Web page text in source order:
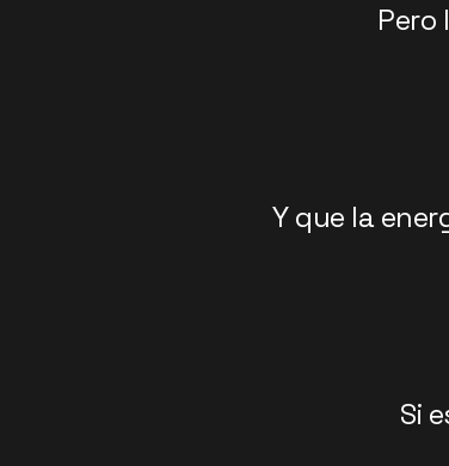
Pero
Y que la
Si